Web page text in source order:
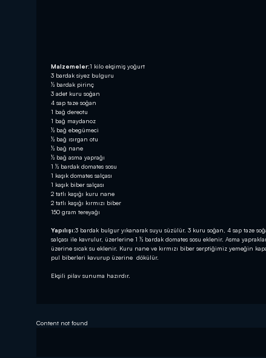
Malzemeler:1 kilo ekşimiş yoğurt
3 bardak siyez bulguru
½ bardak pirinç
3 adet kuru soğan
4 sap taze soğan
1 bağ dereotu
1 bağ maydanoz
½ bağ ebegümeci
½ bağ ısırgan otu
½ bağ nane
½ bağ asma yaprağı
1 ½ bardak domates sosu
1 kaşık domates salçası
1 kaşık biber salçası
2 tatlı kaşığı kuru nane
2 tatlı kaşığı kırmızı biber
150 gram tereyağı
Yapılışı:3 bardak bulgur yıkanarak suyu süzülür. 3 kuru soğan, 4 sap taze
salçası ile kavrulur, üzerlerine 1 ½ bardak domates sosu eklenir. Asma
üzerine sıcak su eklenir. Kuru nane ve kırmızı biber serptiğimiz yemeğin
pul biberleri kavurup üzerine dökülür.
Ekşili pilav sunuma hazırdır.
Content not found